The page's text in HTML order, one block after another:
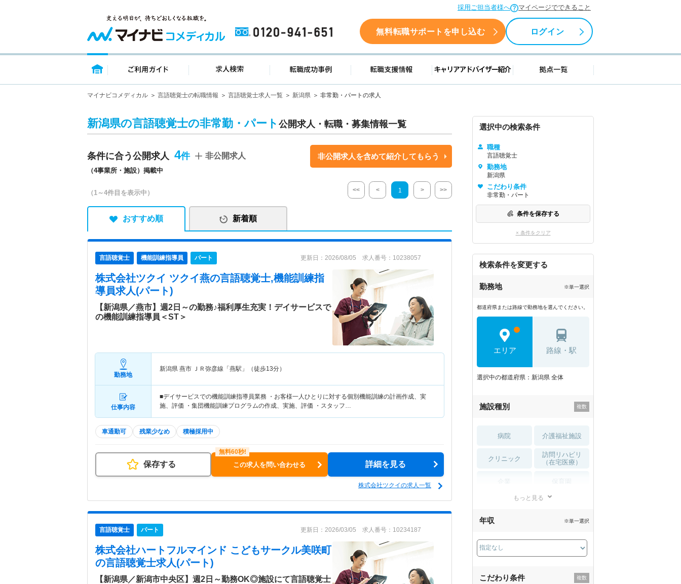
採用ご担当者様へ マイページでできること
0120-941-651 無料転職サポートを申し込む ログイン
トップページ ご利用ガイド 求人検索 転職成功事例 転職支援情報 キャリアアドバイザー紹介 拠点一覧
マイナビコメディカル 言語聴覚士の転職情報 言語聴覚士求人一覧 新潟県 非常勤・パートの求人
新潟県の言語聴覚士の非常勤・パート 公開求人・転職・募集情報一覧
条件に合う公開求人 4
（4事業所・施設）掲載中
非公開求人 非公開求人を含めて紹介してもらう
（1～4件目を表示中） << < 1 > >>
おすすめ順 新着順
言語聴覚士 機能訓練指導員 パート 更新日：2026/08/05 求人番号：10238057
株式会社ツクイ ツクイ燕の言語聴覚士,機能訓練指
導員求人(パート)
【新潟県／燕市】週2日～の勤務♪福利厚生充実！デイサービスで
の機能訓練指導員＜ST＞
勤務地
新潟県 燕市 ＪＲ弥彦線「燕駅」（徒歩13分）
仕事内容
■デイサービスでの機能訓練指導員業務 ・お客様一人ひとりに対する個別機能訓練の計画作成、実
施、評価 ・集団機能訓練プログラムの作成、実施、評価 ・スタッフ…
車通勤可 残業少なめ 積極採用中
保存する この求人を問い合わせる 詳細を見る
株式会社ツクイの求人一覧
言語聴覚士 パート 更新日：2026/03/05 求人番号：10234187
株式会社ハートフルマインド こどもサークル美咲町
の言語聴覚士求人(パート)
【新潟県／新潟市中央区】週2日～勤務OK◎施設にて言語聴覚士
選択中の検索条件
職種
言語聴覚士
勤務地
新潟県
こだわり条件
非常勤・パート
条件を保存する
× 条件をクリア
検索条件を変更する
勤務地 ※単一選択
都道府県または路線で勤務地を選んでください。
エリア 路線・駅
選択中の都道府県：新潟県 全体
施設種別
病院 介護福祉施設
クリニック
訪問リハビリ
（在宅医療）
薬局・
もっと見る
年収 ※単一選択
こだわり条件